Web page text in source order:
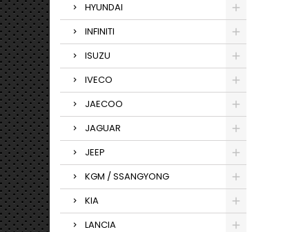
HYUNDAI
INFINITI
ISUZU
IVECO
JAECOO
JAGUAR
JEEP
KGM / SSANGYONG
KIA
LANCIA